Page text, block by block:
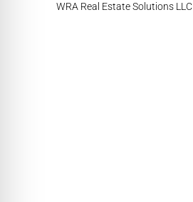
WRA Real Estate Solutions LLC